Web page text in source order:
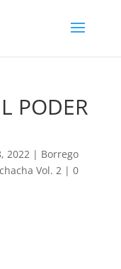
PODER
2022| Borrego
Vol. 2| 0